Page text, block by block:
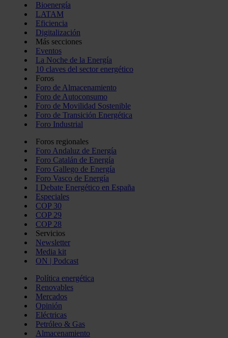
Bioenergía
LATAM
Eficiencia
Digitalización
Más secciones
Eventos
La Noche de la Energía
10 claves del sector energético
Foros
Foro de Almacenamiento
Foro de Autoconsumo
Foro de Movilidad Sostenible
Foro de Transición Energética
Foro Industrial
Foros regionales
Foro Andaluz de Energía
Foro Catalán de Energía
Foro Gallego de Energía
Foro Vasco de Energía
I Debate Energético en España
Especiales
COP 30
COP 29
COP 28
Servicios
Newsletter
Media kit
ON | Podcast
Política energética
Renovables
Mercados
Opinión
Eléctricas
Petróleo & Gas
Almacenamiento